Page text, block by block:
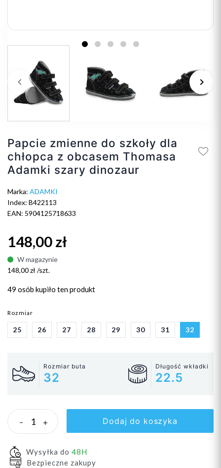
Poprzedni
keyboard_arrow_left keyboard_arrow_right
Papcie zmienne do szkoły dla
chłopca z obcasem Thomasa
Adamki szary dinozaur
Marka: ADAMKI
Index: B422113
EAN: 5904125718633
148,00 zł
W magazynie
148,00 zł /szt.
49 osób kupiło ten produkt
Rozmiar
25 26 27 28 29 30 31 32
Rozmiar buta
32
Długość wkładki
22.5
- + Dodaj do koszyka
Wysyłka do 48H
Bezpieczne zakupy